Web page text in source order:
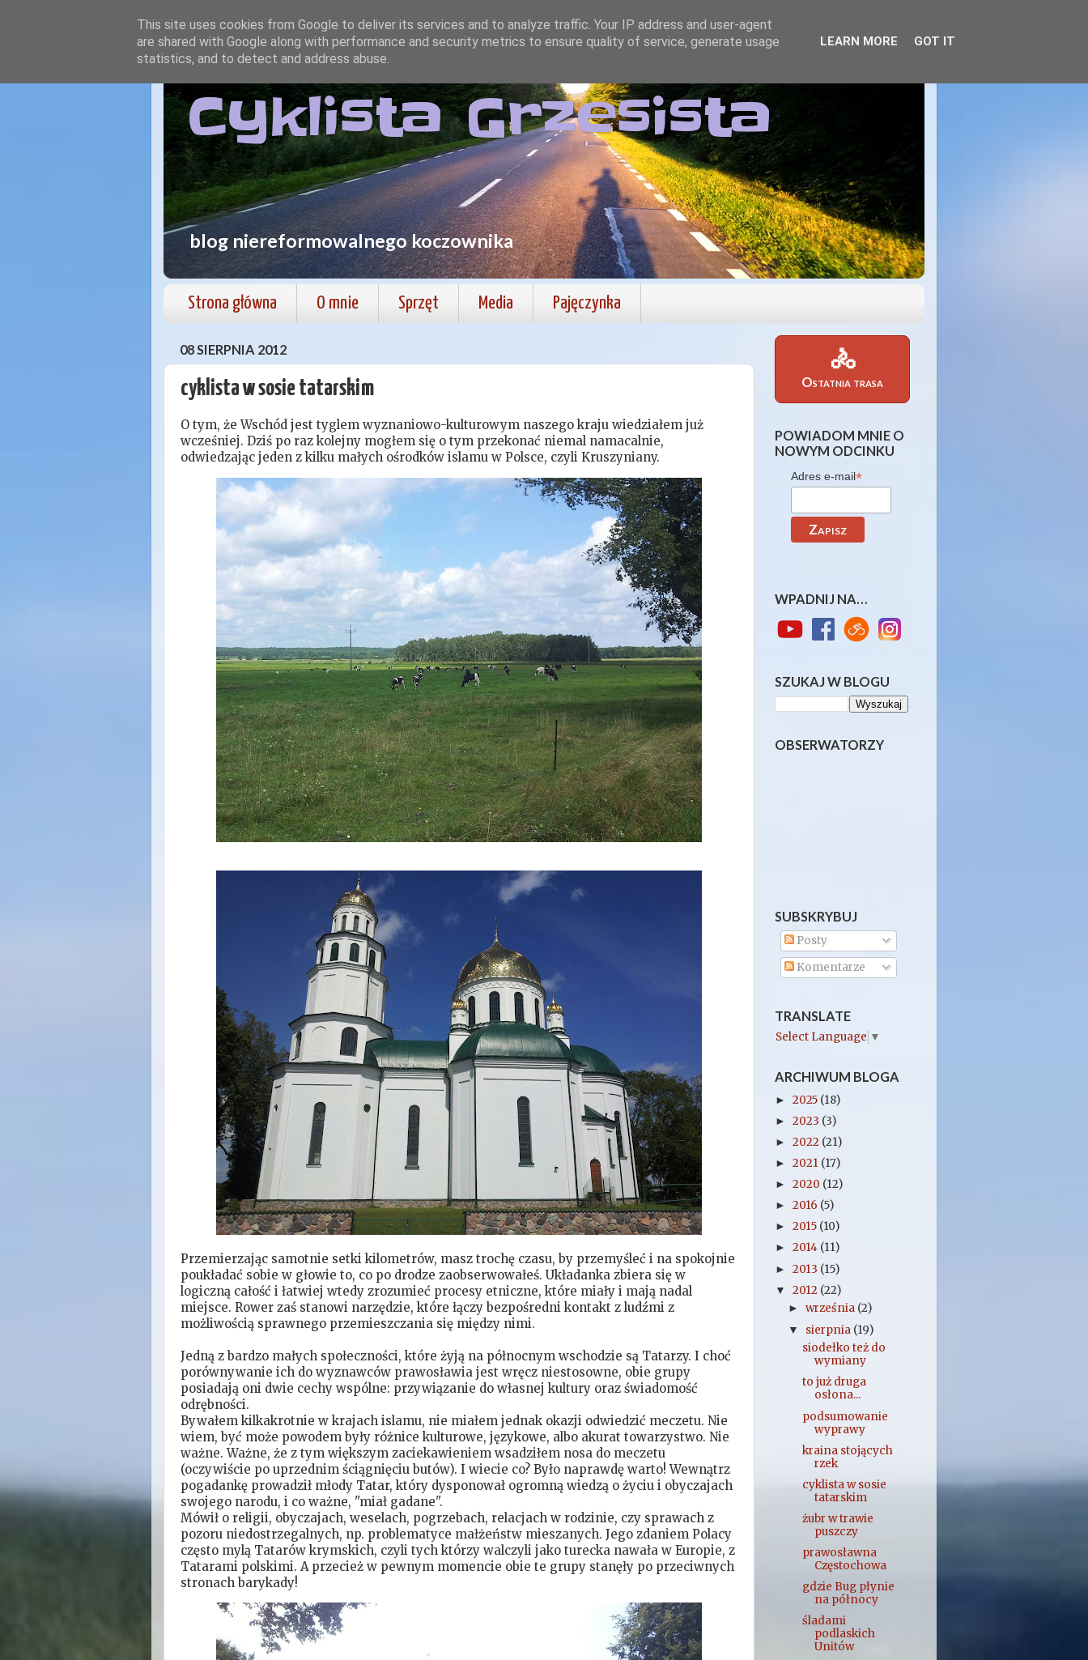
Cyklista Grzesista
blog niereformowalnego koczownika
Strona główna O mnie Sprzęt Media Pajęczynka
08 SIERPNIA 2012
cyklista w sosie tatarskim
O tym, że Wschód jest tyglem wyznaniowo-kulturowym naszego kraju wiedziałem już
wcześniej. Dziś po raz kolejny mogłem się o tym przekonać niemal namacalnie,
odwiedzając jeden z kilku małych ośrodków islamu w Polsce, czyli Kruszyniany.
Przemierzając samotnie setki kilometrów, masz trochę czasu, by przemyśleć i na spokojnie
poukładać sobie w głowie to, co po drodze zaobserwowałeś. Układanka zbiera się w
logiczną całość i łatwiej wtedy zrozumieć procesy etniczne, które miały i mają nadal
miejsce. Rower zaś stanowi narzędzie, które łączy bezpośredni kontakt z ludźmi z
możliwością sprawnego przemieszczania się między nimi.
Jedną z bardzo małych społeczności, które żyją na północnym wschodzie są Tatarzy. I choć
porównywanie ich do wyznawców prawosławia jest wręcz niestosowne, obie grupy
posiadają oni dwie cechy wspólne: przywiązanie do własnej kultury oraz świadomość
odrębności.
Bywałem kilkakrotnie w krajach islamu, nie miałem jednak okazji odwiedzić meczetu. Nie
wiem, być może powodem były różnice kulturowe, językowe, albo akurat towarzystwo. Nie
ważne. Ważne, że z tym większym zaciekawieniem wsadziłem nosa do meczetu
(oczywiście po uprzednim ściągnięciu butów). I wiecie co? Było naprawdę warto! Wewnątrz
pogadankę prowadził młody Tatar, który dysponował ogromną wiedzą o życiu i obyczajach
swojego narodu, i co ważne, "miał gadane".
Mówił o religii, obyczajach, weselach, pogrzebach, relacjach w rodzinie, czy sprawach z
pozoru niedostrzegalnych, np. problematyce małżeństw mieszanych. Jego zdaniem Polacy
często mylą Tatarów krymskich, czyli tych którzy walczyli jako turecka nawała w Europie, z
Tatarami polskimi. A przecież w pewnym momencie obie te grupy stanęły po przeciwnych
stronach barykady!
🚴
Ostatnia trasa
POWIADOM MNIE O
NOWYM ODCINKU
Adres e-mail*
WPADNIJ NA…
SZUKAJ W BLOGU
OBSERWATORZY
SUBSKRYBUJ
Posty
Komentarze
TRANSLATE
Select Language ▼
ARCHIWUM BLOGA
► 2025 (18)
► 2023 (3)
► 2022 (21)
► 2021 (17)
► 2020 (12)
► 2016 (5)
► 2015 (10)
► 2014 (11)
► 2013 (15)
▼ 2012 (22)
►września (2)
▼ sierpnia (19)
siodełko też do
wymiany
to już druga
osłona...
podsumowanie
wyprawy
kraina stojących
rzek
cyklista w sosie
tatarskim
żubr w trawie
puszczy
prawosławna
Częstochowa
gdzie Bug płynie
na północy
śladami
podlaskich
Unitów
This site uses cookies from Google to deliver its services and to analyze traffic. Your IP address and user-agent
are shared with Google along with performance and security metrics to ensure quality of service, generate usage
statistics, and to detect and address abuse.
LEARN MORE GOT IT